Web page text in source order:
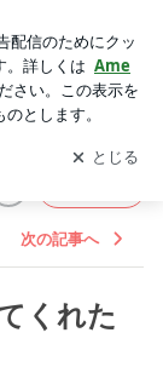
取りまし
開く
次の記事へ
くれた